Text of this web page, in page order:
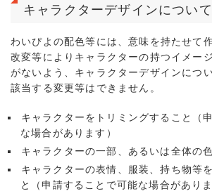
キャラクターデザインについ
わいぴよの配色等には、意味を持たせて
改変等によりキャラクターの持つイメー
がないよう、キャラクターデザインにつ
該当する変更等はできません。
キャラクターをトリミングすること（
な場合があります）
キャラクターの一部、あるいは全体の
キャラクターの表情、服装、持ち物等
と（申請することで可能な場合がありま